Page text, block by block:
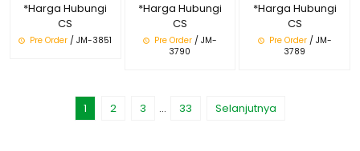
*Harga Hubungi
CS
Pre Order / JM-3851
*Harga Hubungi
CS
Pre Order/ JM-
3790
*Harga Hubungi
CS
Pre Order/ JM-
3789
1 2 3 … 33 Selanjutnya